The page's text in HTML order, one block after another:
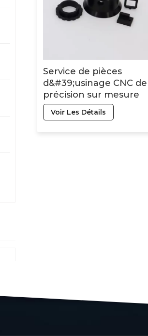
Service de pièces
d&#39;usinage CNC de
précision sur mesure
Peek Black Pom UHMW
teintées en acrylique,
Voir Les Détails